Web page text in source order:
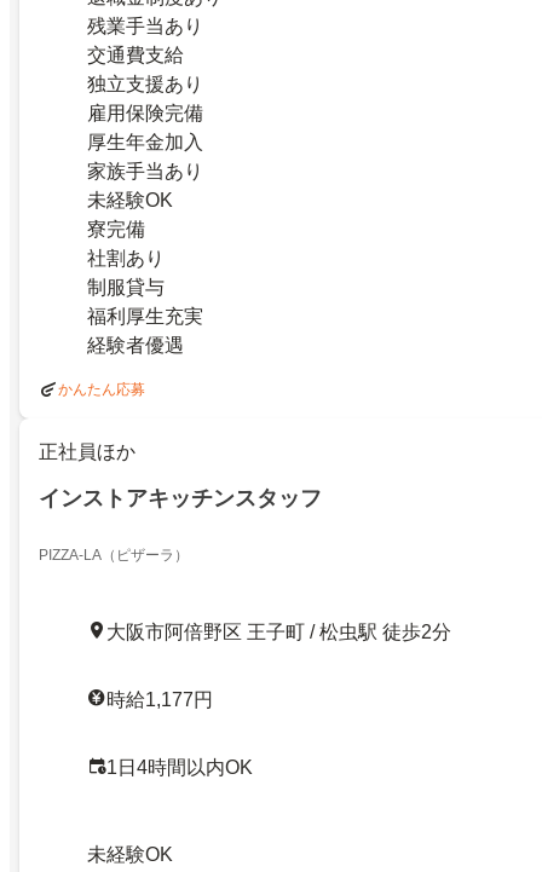
残業手当あり
交通費支給
独立支援あり
雇用保険完備
厚生年金加入
家族手当あり
未経験OK
寮完備
社割あり
制服貸与
福利厚生充実
経験者優遇
かんたん応募
正社員ほか
インストアキッチンスタッフ
PIZZA-LA（ピザーラ）
大阪市阿倍野区 王子町 / 松虫駅 徒歩2分
時給1,177円
1日4時間以内OK
未経験OK